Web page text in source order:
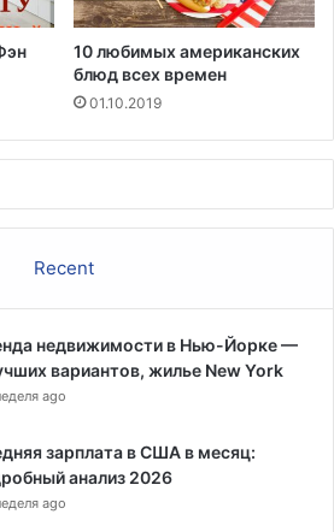
10 любимых американских
блюд всех времен
01.10.2019
Recent
недвижимости в Нью-Йорке —
вариантов, жилье New York
ago
зарплата в США в месяц:
анализ 2026
ago